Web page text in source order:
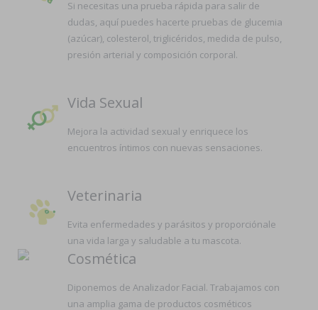
Si necesitas una prueba rápida para salir de
dudas, aquí puedes hacerte pruebas de glucemia
(azúcar), colesterol, triglicéridos, medida de pulso,
presión arterial y composición corporal.
Vida Sexual
Mejora la actividad sexual y enriquece los
encuentros íntimos con nuevas sensaciones.
Veterinaria
Evita enfermedades y parásitos y proporciónale
una vida larga y saludable a tu mascota.
Cosmética
Diponemos de Analizador Facial. Trabajamos con
una amplia gama de productos cosméticos